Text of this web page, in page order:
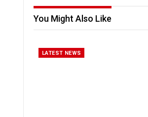
You Might Also Like
LATEST NEWS